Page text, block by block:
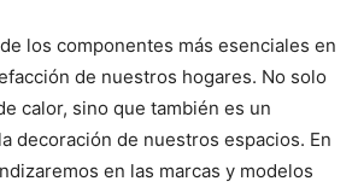
los componentes más esenciales en
de nuestros hogares. No solo
calor, sino que también es un
decoración de nuestros espacios. En
en las marcas y modelos